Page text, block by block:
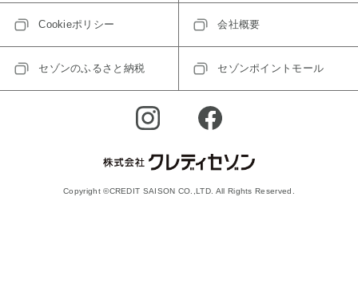
Cookieポリシー 会社概要
セゾンのふるさと納税 セゾンポイントモール
Copyright ©CREDIT SAISON CO.,LTD. All Rights Reserved.